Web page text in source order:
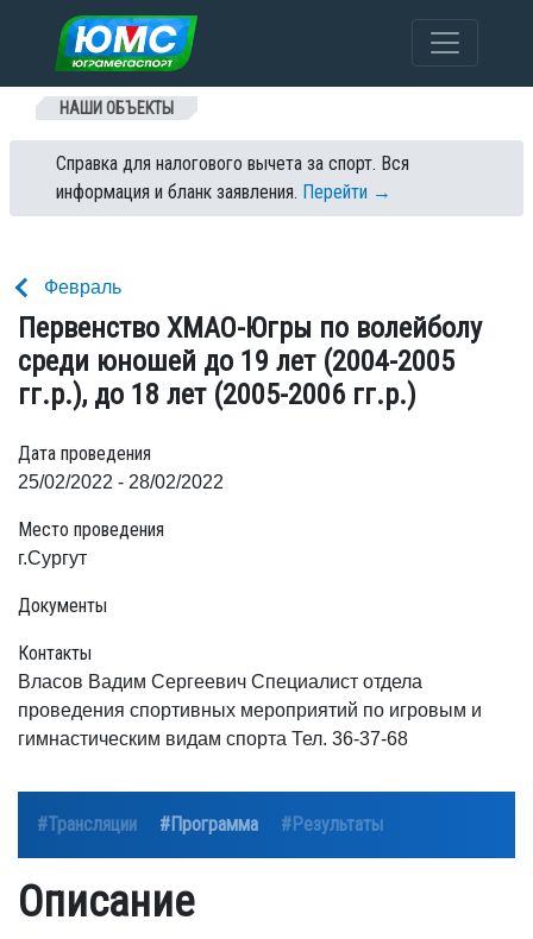
Перейти к содержанию
НАШИ ОБЪЕКТЫ
Справка для налогового вычета за спорт. Вся
информация и бланк заявления. Перейти →
Февраль
Первенство ХМАО-Югры по волейболу
среди юношей до 19 лет (2004-2005
гг.р.), до 18 лет (2005-2006 гг.р.)
Дата проведения
25/02/2022 - 28/02/2022
Место проведения
г.Сургут
Документы
Контакты
Власов Вадим Сергеевич Специалист отдела
проведения спортивных мероприятий по игровым и
гимнастическим видам спорта Тел. 36-37-68
#Трансляции #Программа #Результаты
Описание